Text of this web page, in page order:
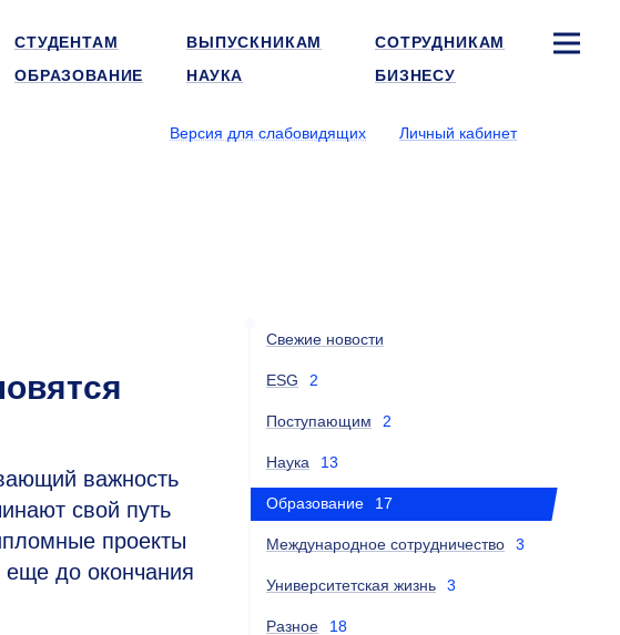
СТУДЕНТАМ ВЫПУСКНИКАМ
СОТРУДНИКАМ
ОБРАЗОВАНИЕ НАУКА БИЗНЕСУ
Версия для слабовидящих
Личный кабинет
важность
свой путь
проекты
до окончания
Свежие новости
ESG 2
Поступающим 2
Наука 13
Образование 17
Международное сотрудничество 3
Университетская жизнь 3
Разное 18